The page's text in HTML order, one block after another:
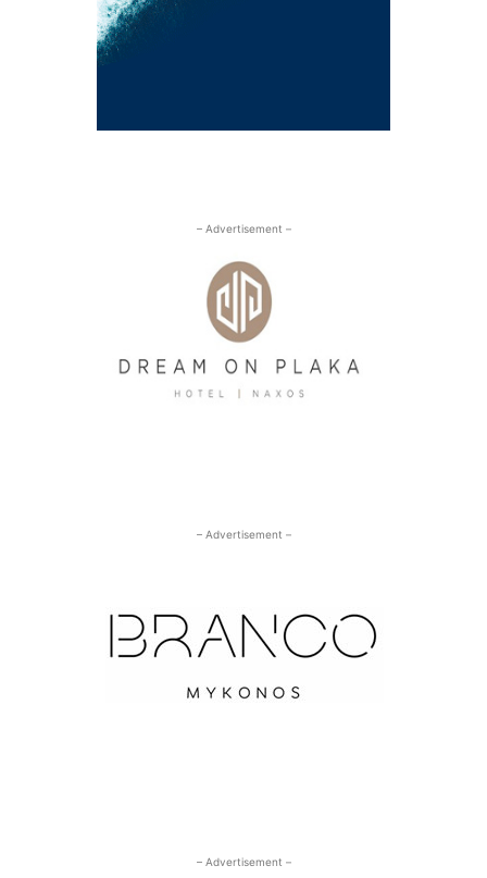
– Advertisement –
– Advertisement –
– Advertisement –